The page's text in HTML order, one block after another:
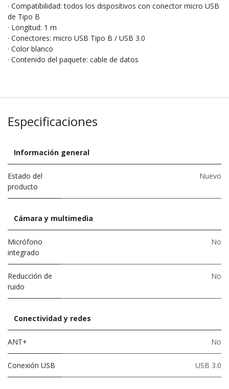
· Compatibilidad: todos los dispositivos con conector micro USB
de Tipo B
· Longitud: 1 m
· Conectores: micro USB Tipo B / USB 3.0
· Color blanco
· Contenido del paquete: cable de datos
Especificaciones
Información general
Estado del
producto
Nuevo
Cámara y multimedia
Micrófono
integrado
No
Reducción de
ruido
No
Conectividad y redes
ANT+ No
Conexión USB USB 3.0